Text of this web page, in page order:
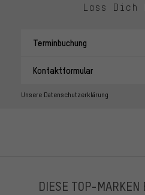
Lass Dich
Terminbuchung
Kontaktformular
Unsere Datenschutzerklärung
DIESE TOP-MARKEN